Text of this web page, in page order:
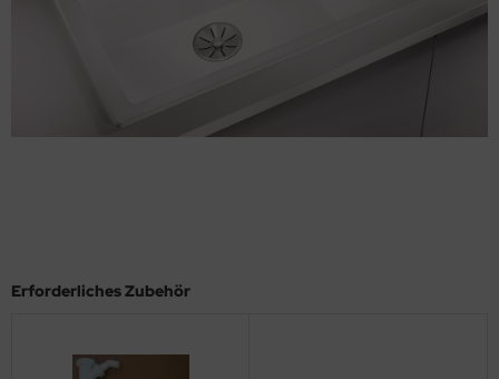
Erforderliches Zubehör